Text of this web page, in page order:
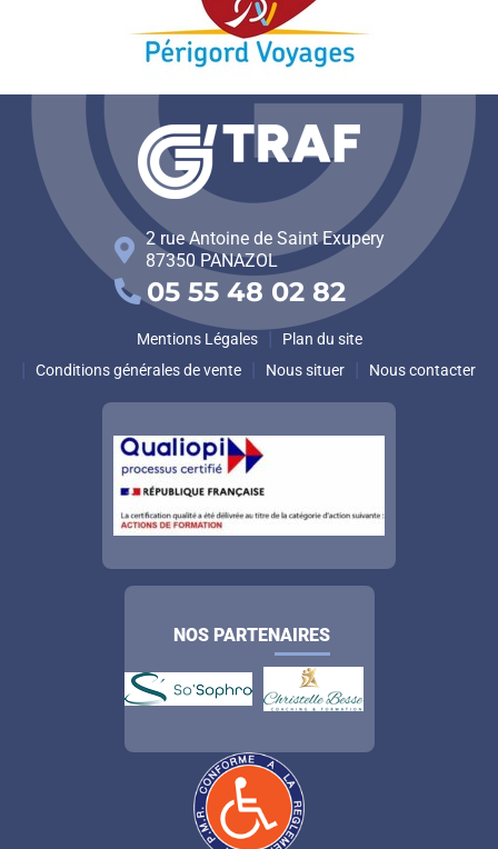
2 rue Antoine de Saint Exupery
87350 PANAZOL
05 55 48 02 82
Mentions Légales
Plan du site
Conditions générales de vente
Nous situer Nous contacter
NOS PARTENAIRES